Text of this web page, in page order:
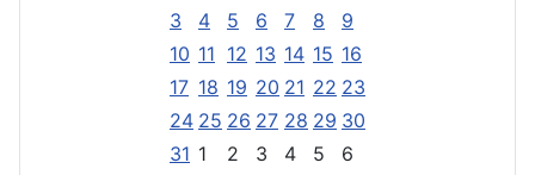
3
4 5 6 7 8
9
10 11 12 13 14 15 16
17 18 19 20 21 22 23
24 25 26 27 28 29 30
31 1 2 3 4 5 6